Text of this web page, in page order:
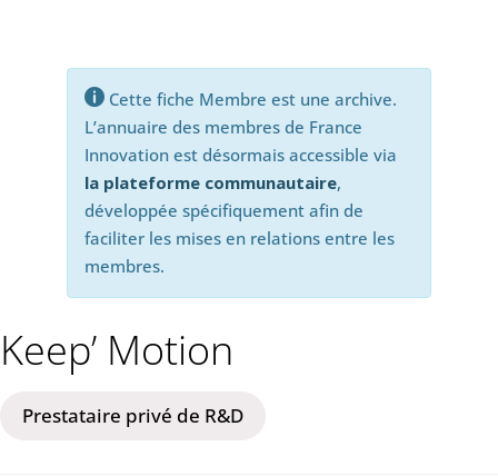
Cette fiche Membre est une archive.
L’annuaire des membres de France
Innovation est désormais accessible via
la plateforme communautaire,
développée spécifiquement afin de
faciliter les mises en relations entre les
membres.
Keep’ Motion
Prestataire privé de R&D